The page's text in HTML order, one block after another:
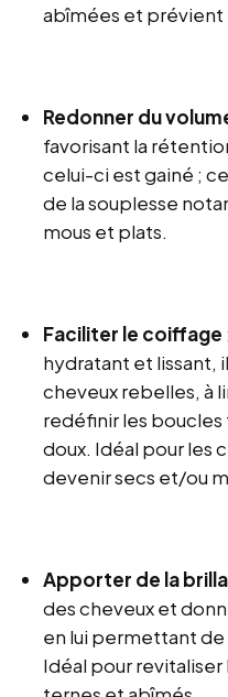
abîmées et prévient
Redonner du
favorisant la
celui-ci est gainé ;
de la souplesse
mous et plats.
Faciliter le coiffage
hydratant et lissant,
cheveux rebelles, à
redéfinir les
doux. Idéal pour les
devenir secs et/ou
Apporter de la
des cheveux et
en lui permettant de
Idéal pour revitaliser